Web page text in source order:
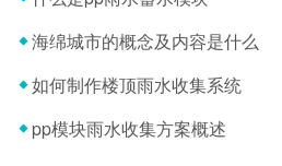
海绵城市的概念及内容是什么
如何制作楼顶雨水收集系统
pp模块雨水收集方案概述